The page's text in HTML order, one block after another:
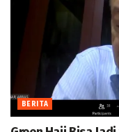
BERITA